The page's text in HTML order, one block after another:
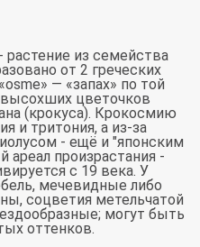
растение из семейства
от 2 греческих
— «запах» по той
высохших цветочков
(крокуса). Крокосмию
и тритония, а из-за
- ещё и "японским
ареал произрастания -
с 19 века. У
мечевидные либо
соцветия метельчатой
могут быть
оттенков.